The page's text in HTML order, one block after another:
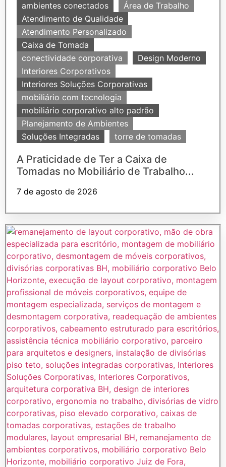
ambientes conectados
Área de Trabalho
Atendimento de Qualidade
Atendimento Personalizado
Caixa de Tomada
conectividade corporativa
Design Moderno
Interiores Corporativos
Interiores Soluções Corporativas
mobiliário com tecnologia
mobiliário corporativo alto padrão
Planejamento de Ambientes
Soluções Integradas
torre de tomadas
A Praticidade de Ter a Caixa de
Tomadas no Mobiliário de Trabalho...
7 de agosto de 2026